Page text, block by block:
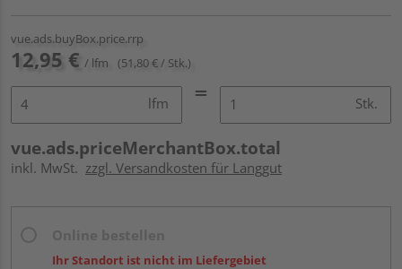
vue.ads.buyBox.price.rrp
12,95 € / lfm (51,80 € / Stk.)
lfm Stk.
vue.ads.priceMerchantBox.total
inkl. MwSt. zzgl. Versandkosten für Langgut
Ihr Standort ist nicht im Liefergebiet